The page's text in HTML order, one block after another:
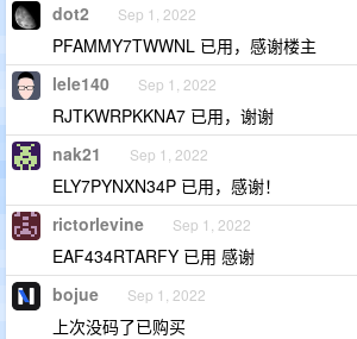
dot2 Sep 1, 2022
PFAMMY7TWWNL 已用，感谢楼主
lele140 Sep 1, 2022
RJTKWRPKKNA7 已用，谢谢
nak21 Sep 1, 2022
ELY7PYNXN34P 已用，感谢！
rictorlevine Sep 1, 2022
EAF434RTARFY 已用 感谢
bojue Sep 1, 2022
上次没码了已购买